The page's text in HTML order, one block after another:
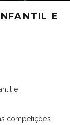
E
e
competições.